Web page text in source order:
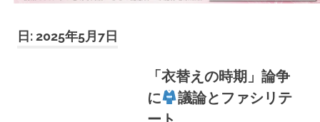
し
日:2025年5月7日
「衣替えの時期」論争
に
議論とファシリテ